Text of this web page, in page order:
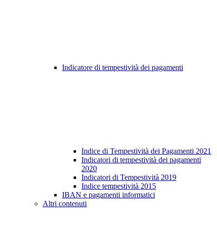
Indicatore di tempestività dei pagamenti
Indice di Tempestività dei Pagamenti 2021
Indicatori di tempestività dei pagamenti
2020
Indicatori di Tempestività 2019
Indice tempestività 2015
IBAN e pagamenti informatici
Altri contenuti